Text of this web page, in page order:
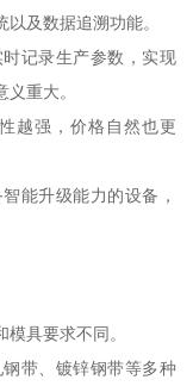
及数据追溯功能。
记录生产参数，实现
重大。
越强，价格自然也更
能升级能力的设备，
具要求不同。
带、镀锌钢带等多种